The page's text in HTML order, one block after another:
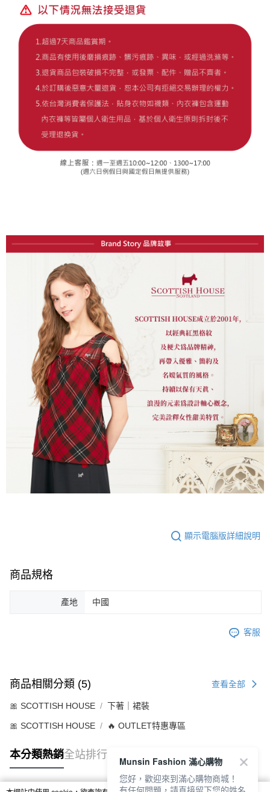
顯示電腦版詳細說明
商品規格
產地 中國
客服
商品相關分類 (5) 查看全部
🎀 SCOTTISH HOUSE 下著｜裙裝
🎀 SCOTTISH HOUSE 🔥 OUTLET特惠專區
本分類熱銷全站排行
Munsin Fashion 滿心購物
您好，歡迎來到滿心購物商城！
有任何問題，請直接留下您的姓名